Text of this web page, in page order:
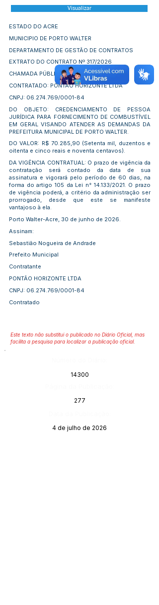
Visualizar
ESTADO DO ACRE
MUNICIPIO DE PORTO WALTER
DEPARTAMENTO DE GESTÃO DE CONTRATOS
EXTRATO DO CONTRATO Nº 317/2026
CHAMADA PÚBLICA Nº 09/2025
CONTRATADO: PONTÃO HORIZONTE LTDA
CNPJ: 06.274.769/0001-84
DO OBJETO: CREDENCIAMENTO DE PESSOA
JURÍDICA PARA FORNECIMENTO DE COMBUSTÍVEL
EM GERAL VISANDO ATENDER AS DEMANDAS DA
PREFEITURA MUNICIPAL DE PORTO WALTER.
DO VALOR: R$ 70.285,90 (Setenta mil, duzentos e
oitenta e cinco reais e noventa centavos).
DA VIGÊNCIA CONTRATUAL: O prazo de vigência da
contratação será contado da data de sua
assinatura e vigorará pelo período de 60 dias, na
forma do artigo 105 da Lei n° 14.133/2021. O prazo
de vigência poderá, a critério da administração ser
prorrogado, desde que este se manifeste
vantajoso à ela.
Porto Walter-Acre, 30 de junho de 2026.
Assinam:
Sebastião Nogueira de Andrade
Prefeito Municipal
Contratante
PONTÃO HORIZONTE LTDA
CNPJ: 06.274.769/0001-84
Contratado
Este texto não substitui o publicado no Diário Oficial, mas
facilita a pesquisa para localizar a publicação oficial.
14300
277
4 de julho de 2026